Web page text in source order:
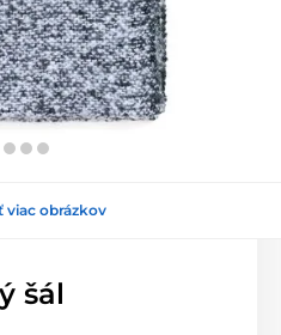
viac obrázkov
šál